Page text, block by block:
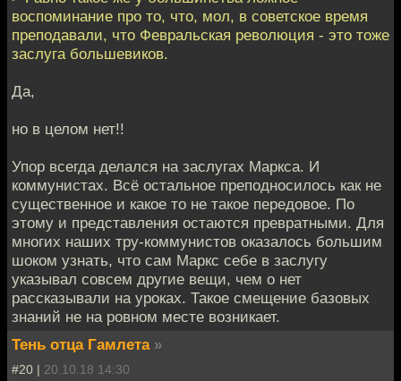
воспоминание про то, что, мол, в советское время
преподавали, что Февральская революция - это тоже
заслуга большевиков.
Да,
но в целом нет!!
Упор всегда делался на заслугах Маркса. И
коммунистах. Всё остальное преподносилось как не
существенное и какое то не такое передовое. По
этому и представления остаются превратными. Для
многих наших тру-коммунистов оказалось большим
шоком узнать, что сам Маркс себе в заслугу
указывал совсем другие вещи, чем о нет
рассказывали на уроках. Такое смещение базовых
знаний не на ровном месте возникает.
Тень отца Гамлета »
#20 | 20.10.18 14:30